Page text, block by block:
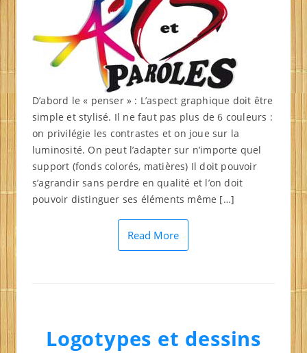
D’abord le « penser » : L’aspect graphique doit être
simple et stylisé. Il ne faut pas plus de 6 couleurs :
on privilégie les contrastes et on joue sur la
luminosité. On peut l’adapter sur n’importe quel
support (fonds colorés, matières) Il doit pouvoir
s’agrandir sans perdre en qualité et l’on doit
pouvoir distinguer ses éléments même […]
Read More
Logotypes et dessins